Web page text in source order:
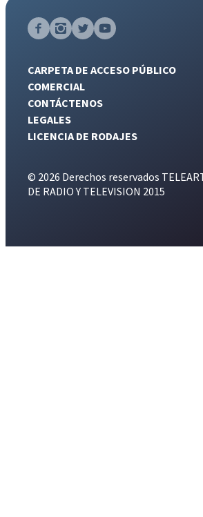
CARPETA DE ACCESO PÚBLICO
COMERCIAL
CONTÁCTENOS
LEGALES
LICENCIA DE RODAJES
© 2026 Derechos reservados
DE RADIO Y TELEVISION 2015